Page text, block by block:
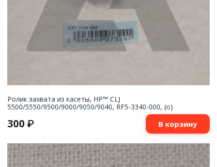
Ролик захвата из касеты, HP™ CLJ
5500/5550/9500/9000/9050/9040, RF5-3340-000, (o)
300 ₽ В корзину